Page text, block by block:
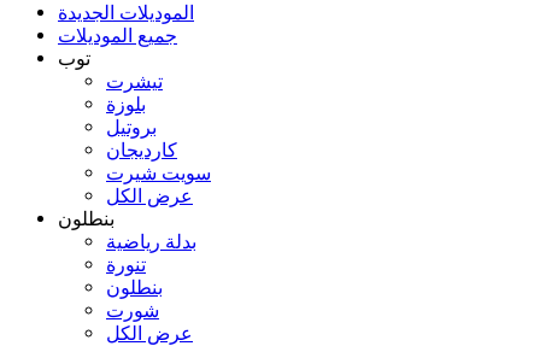
الموديلات الجديدة
جميع الموديلات
توب
تيشرت
بلوزة
بروتيل
كارديجان
سويت شيرت
عرض الكل
بنطلون
بدلة رياضية
تنورة
بنطلون
شورت
عرض الكل